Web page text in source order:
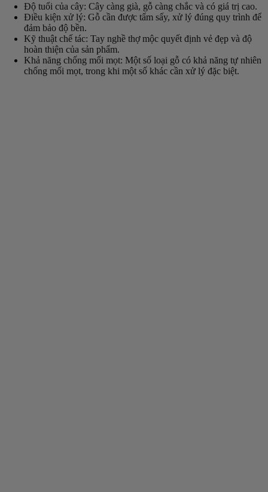
Độ tuổi của cây: Cây càng già, gỗ càng chắc và có giá trị cao.
Điều kiện xử lý: Gỗ cần được tẩm sấy, xử lý đúng quy trình để
đảm bảo độ bền.
Kỹ thuật chế tác: Tay nghề thợ mộc quyết định vẻ đẹp và độ
hoàn thiện của sản phẩm.
Khả năng chống mối mọt: Một số loại gỗ có khả năng tự nhiên
chống mối mọt, trong khi một số khác cần xử lý đặc biệt.